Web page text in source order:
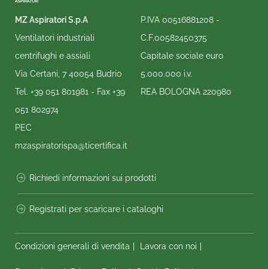
MZ Aspiratori S.p.A
Ventilatori industriali
centrifughi e assiali
Via Certani, 7 40054 Budrio
Tel. +39 051 801981 - Fax +39
051 802974
PEC
mzaspiratorispa@ticertifica.it
P.IVA 00516881208 -
C.F.00582450375
Capitale sociale euro
5.000.000 i.v.
REA BOLOGNA 220980
Richiedi informazioni sui prodotti
Registrati per scaricare i cataloghi
Condizioni generali di vendita Lavora con noi